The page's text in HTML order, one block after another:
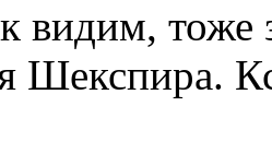
видим, тоже